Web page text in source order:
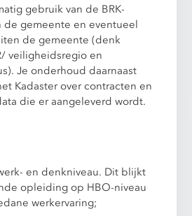
gebruik van de BRK-
de gemeente en eventueel
de gemeente (denk
veiligheidsregio en
Je onderhoud daarnaast
Kadaster over contracten en
die er aangeleverd wordt.
en denkniveau. Dit blijkt
opleiding op HBO-niveau
werkervaring;